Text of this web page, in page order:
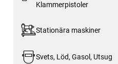
Klammerpistoler
Stationära maskiner
Svets, Löd, Gasol, Utsug